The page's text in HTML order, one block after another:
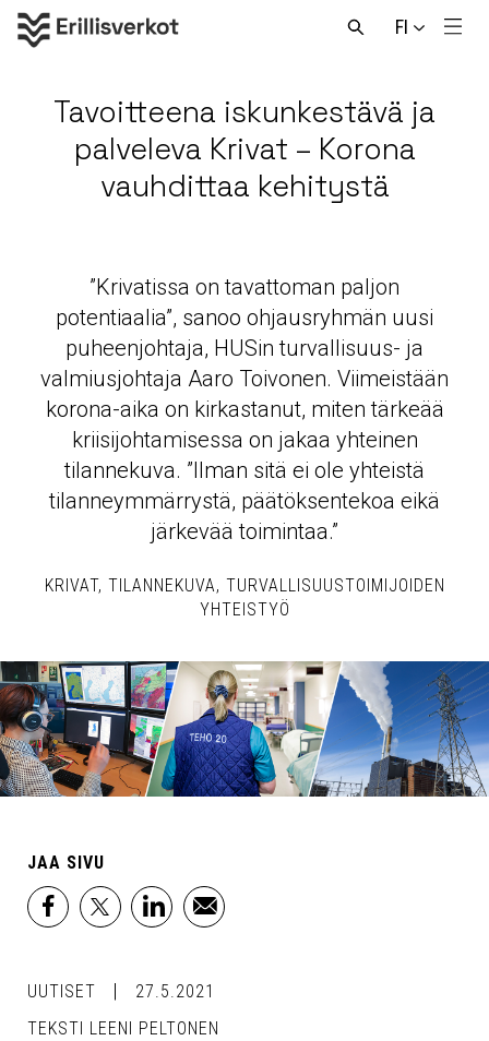
FI
Avaa
Tavoitteena iskunkestävä ja
palveleva Krivat – Korona
vauhdittaa kehitystä
”Krivatissa on tavattoman paljon
potentiaalia”, sanoo ohjausryhmän uusi
puheenjohtaja, HUSin turvallisuus- ja
valmiusjohtaja Aaro Toivonen. Viimeistään
korona-aika on kirkastanut, miten tärkeää
kriisijohtamisessa on jakaa yhteinen
tilannekuva. ”Ilman sitä ei ole yhteistä
tilanneymmärrystä, päätöksentekoa eikä
järkevää toimintaa.”
KRIVAT TILANNEKUVA TURVALLISUUSTOIMIJOIDEN
YHTEISTYÖ
JAA SIVU
facebook
x linkedinemail
UUTISET
27.5.2021
TEKSTI LEENI PELTONEN